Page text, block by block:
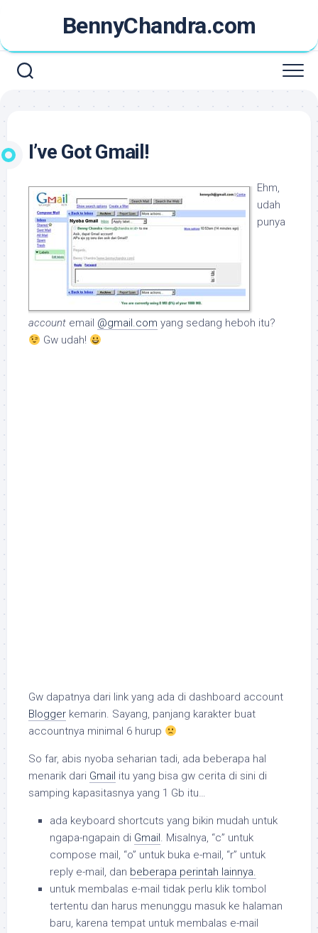
content
BennyChandra.com
I’ve Got Gmail!
Ehm,
udah
punya
account email @gmail.com yang sedang heboh itu?
Gw udah!
Gw dapatnya dari link yang ada di dashboard account
Blogger kemarin. Sayang, panjang karakter buat
accountnya minimal 6 hurup
So far, abis nyoba seharian tadi, ada beberapa hal
menarik dari Gmail itu yang bisa gw cerita di sini di
samping kapasitasnya yang 1 Gb itu…
ada keyboard shortcuts yang bikin mudah untuk
ngapa-ngapain di Gmail. Misalnya, “c” untuk
compose mail, “o” untuk buka e-mail, “r” untuk
reply e-mail, dan beberapa perintah lainnya.
untuk membalas e-mail tidak perlu klik tombol
tertentu dan harus menunggu masuk ke halaman
baru, karena tempat untuk membalas e-mail